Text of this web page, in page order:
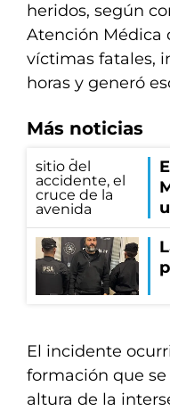
heridos, según
Atención Médica
víctimas fatales,
horas y generó
Más noticias
El incidente
formación que
altura de la